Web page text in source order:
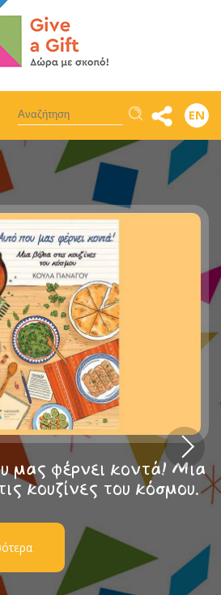
Αναζήτηση EN
μας φέρνει κοντά! Μια
κουζίνες του κόσμου.